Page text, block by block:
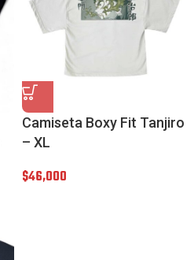
Camiseta Boxy Fit Tanjiro
– XL
$46,000